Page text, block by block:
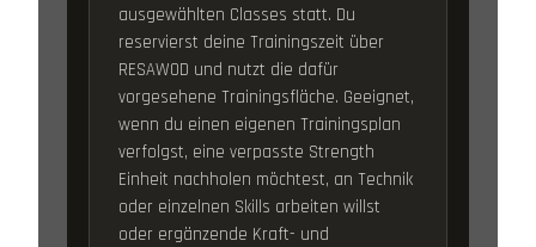
ausgewählten Classes statt. Du
reservierst deine Trainingszeit über
RESAWOD und nutzt die dafür
vorgesehene Trainingsfläche. Geeignet,
wenn du einen eigenen Trainingsplan
verfolgst, eine verpasste Strength
Einheit nachholen möchtest, an Technik
oder einzelnen Skills arbeiten willst
oder ergänzende Kraft- und